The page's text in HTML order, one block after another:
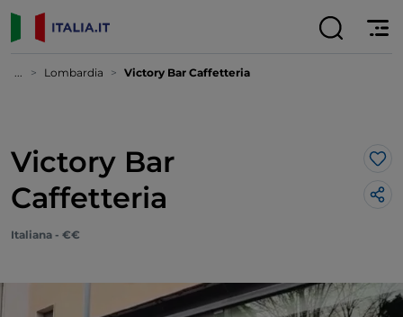
... Lombardia Victory Bar Caffetteria
Victory Bar
Caffetteria
Italiana - €€